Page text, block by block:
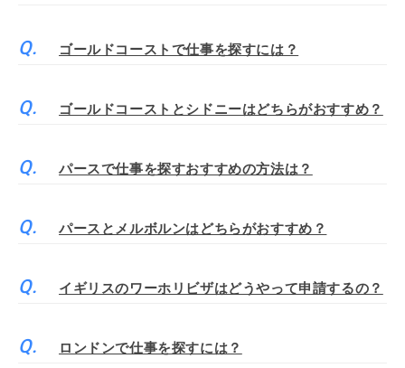
ゴールドコーストで仕事を探すには？
ゴールドコーストとシドニーはどちらがおすすめ？
パースで仕事を探すおすすめの方法は？
パースとメルボルンはどちらがおすすめ？
イギリスのワーホリビザはどうやって申請するの？
ロンドンで仕事を探すには？